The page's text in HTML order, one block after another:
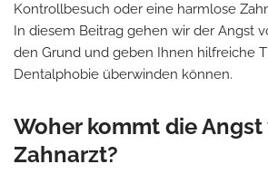
Kontrollbesuch oder eine harmlose
In diesem Beitrag gehen wir der Angst
den Grund und geben Ihnen hilfreiche
Dentalphobie überwinden können.
Woher kommt die Angst
Zahnarzt?